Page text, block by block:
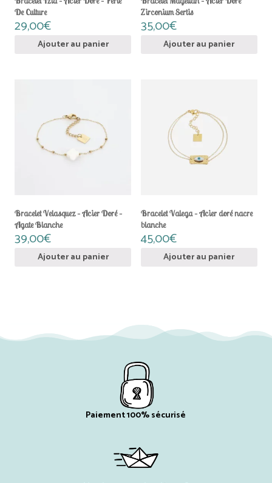
De Culture
29,00€
Ajouter au panier
Zirconium Sertis
35,00€
Ajouter au panier
Bracelet Velasquez – Acier Doré –
Agate Blanche
39,00€
Ajouter au panier
Bracelet Valega – Acier doré nacre
blanche
45,00€
Ajouter au panier
Paiement 100% sécurisé